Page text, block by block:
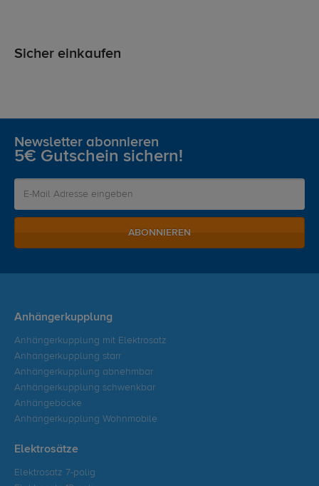
Sicher einkaufen
Newsletter abonnieren
5€ Gutschein sichern!
ABONNIEREN
Anhängerkupplung
Anhängerkupplung mit Elektrosatz
Anhängerkupplung starr
Anhängerkupplung abnehmbar
Anhängerkupplung schwenkbar
Anhängeböcke
Anhängerkupplung Wohnmobile
Elektrosätze
Elektrosatz 7-polig